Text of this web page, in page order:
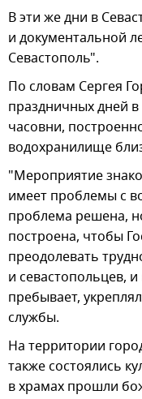
В эти же дни в
и документальной
Севастополь".
По словам Сергея
праздничных дней
часовни,
водохранилище
"Мероприятие
имеет проблемы с
проблема решена,
построена, чтобы
преодолевать
и севастопольцев,
пребывает,
службы.
На территории
также состоялись
в храмах прошли